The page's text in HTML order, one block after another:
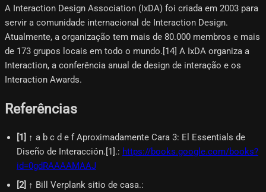
A Interaction Design Association (IxDA) foi criada em 2003 para
servir a comunidade internacional de Interaction Design.
Atualmente, a organização tem mais de 80.000 membros e mais
de 173 grupos locais em todo o mundo.[14] A IxDA organiza a
Interaction, a conferência anual de design de interação e os
Interaction Awards.
Referências
1
↑ a b c d e f Aproximadamente Cara 3: El Essentials de
Diseño de Interacción.[1].: https://books.google.com/books?
id=0gdRAAAAMAAJ
2] ↑ Bill Verplank sitio de casa.: